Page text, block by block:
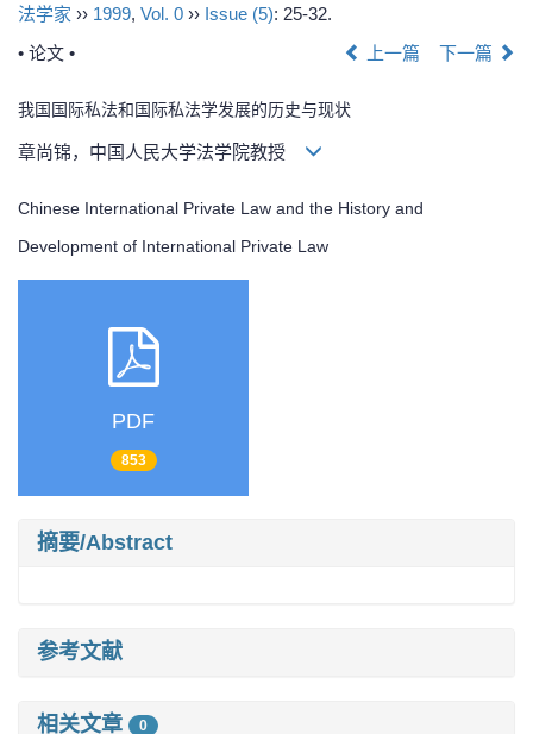
法学家 ›› 1999, Vol. 0 ›› Issue (5): 25-32.
• 论文 •
上一篇 下一篇
我国国际私法和国际私法学发展的历史与现状
章尚锦，中国人民大学法学院教授
Chinese International Private Law and the History and
Development of International Private Law
PDF
853
摘要/Abstract
参考文献
相关文章 0